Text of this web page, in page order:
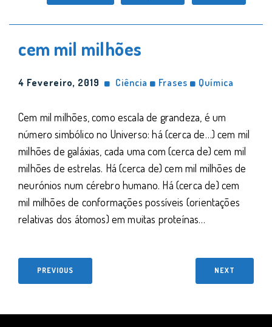
cem mil milhões
4 Fevereiro, 2019 Ciência Frases Química
Cem mil milhões, como escala de grandeza, é um
número simbólico no Universo: há (cerca de…) cem mil
milhões de galáxias, cada uma com (cerca de) cem mil
milhões de estrelas. Há (cerca de) cem mil milhões de
neurónios num cérebro humano. Há (cerca de) cem
mil milhões de conformações possíveis (orientações
relativas dos átomos) em muitas proteínas…
PREVIOUS NEXT